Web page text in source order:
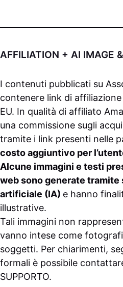
AFFILIATION + AI IMAGE
I contenuti pubblicati su
contenere link di
EU. In qualità di affiliato
una commissione sugli
tramite i link presenti nelle
costo aggiuntivo per
Alcune immagini e testi
web sono generate
artificiale (IA) e hanno
illustrative.
Tali immagini non
vanno intese come
soggetti. Per chiarimenti,
formali è possibile
SUPPORTO.